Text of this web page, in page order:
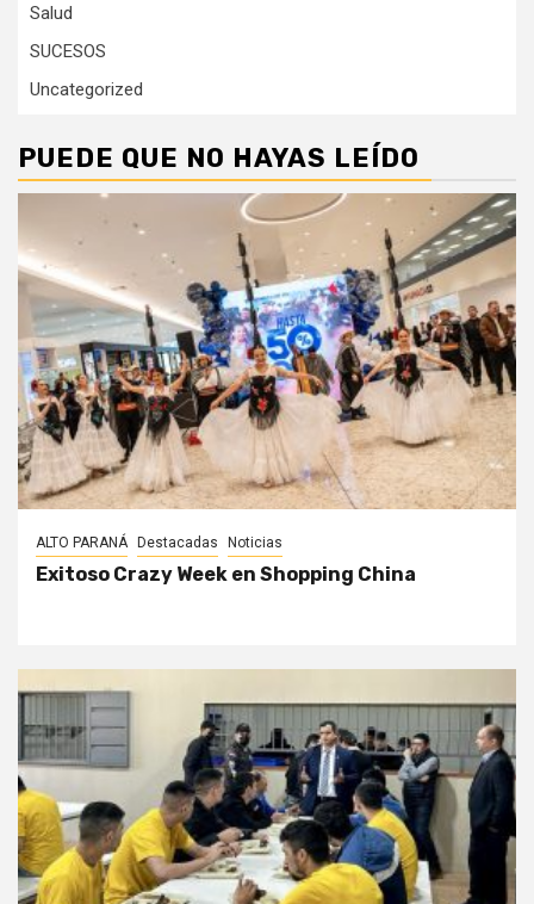
Salud
SUCESOS
Uncategorized
PUEDE QUE NO HAYAS LEÍDO
ALTO PARANÁ Destacadas Noticias
Exitoso Crazy Week en Shopping China